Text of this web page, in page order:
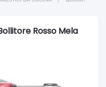
Rosso Mela